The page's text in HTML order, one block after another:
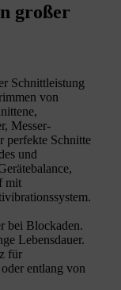
großer
Schnittleistung
von
Messer-
perfekte Schnitte
und
mit
bei Blockaden.
Lebensdauer.
für
entlang von